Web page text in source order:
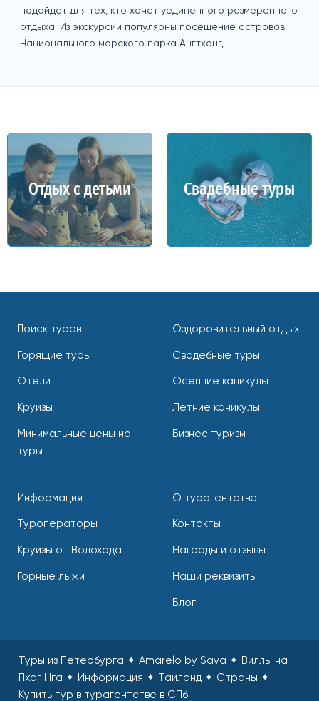
подойдет для тех, кто хочет уединенного размеренного
отдыха. Из экскурсий популярны посещение островов
Национального морского парка Ангтхонг,
Отдых с детьми Свадебные туры
Поиск туров
Горящие туры
Отели
Круизы
Минимальные цены на
туры
Оздоровительный отдых
Свадебные туры
Осенние каникулы
Летние каникулы
Бизнес туризм
Информация
Туроператоры
Круизы от Водохода
Горные лыжи
О турагентстве
Контакты
Награды и отзывы
Наши реквизиты
Блог
Туры из Петербурга ✦ Amarelo by Sava ✦ Виллы на
Пхаг Нга ✦ Информация ✦ Таиланд ✦ Страны ✦
Купить тур в турагентстве в СПб